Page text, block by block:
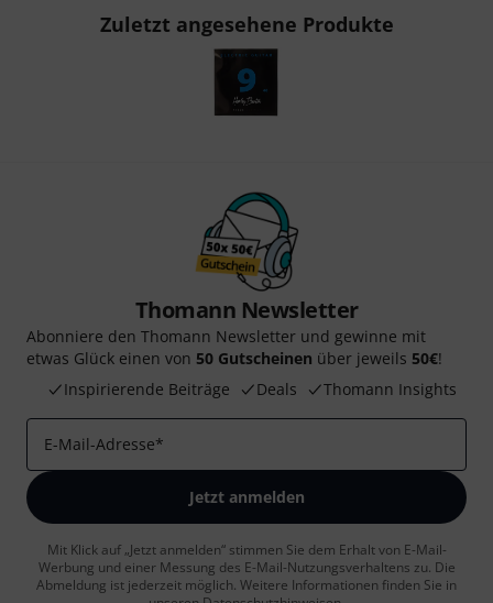
Zuletzt angesehene Produkte
Thomann Newsletter
Abonniere den Thomann Newsletter und gewinne mit
etwas Glück einen von 50 Gutscheinen über jeweils 50€!
Inspirierende Beiträge
Deals Thomann Insights
E-Mail-Adresse*
Jetzt anmelden
Mit Klick auf „Jetzt anmelden“ stimmen Sie dem Erhalt von E-Mail-
Werbung und einer Messung des E-Mail-Nutzungsverhaltens zu. Die
Abmeldung ist jederzeit möglich. Weitere Informationen finden Sie in